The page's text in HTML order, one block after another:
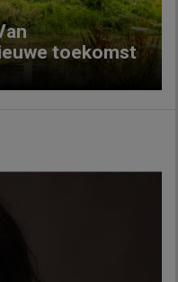
toekomst